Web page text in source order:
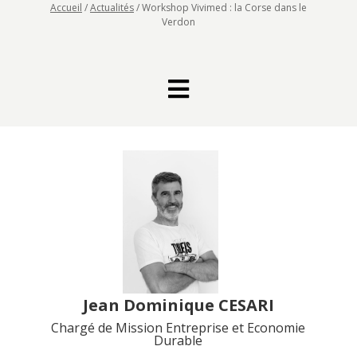
Accueil /Actualités/Workshop Vivimed : la Corse dans le
Verdon

Jean Dominique CESARI
Chargé de Mission Entreprise et Economie
Durable